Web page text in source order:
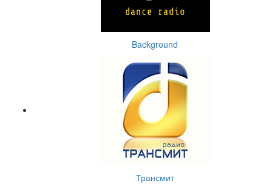
Background
Трансмит